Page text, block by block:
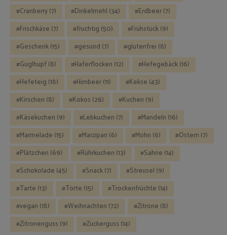
Cranberry(7) Dinkelmehl (34) Erdbeer(7)
Frischkäse (7) fruchtig (50) Frühstück(9)
Geschenk(15) gesund (7) glutenfrei (8)
Guglhupf(8) Haferflocken (12) Hefegebäck(16)
Hefeteig (18) Himbeer(11) Kekse (43)
Kirschen (8) Kokos (26) Kuchen (9)
Käsekuchen (9) Lebkuchen (7) Mandeln (16)
Marmelade (15) Marzipan (6) Mohn (6) Ostern (7)
Plätzchen (69) Rührkuchen (13) Sahne (14)
Schokolade (45) Snack(7) Streusel (9)
Tarte (13) Torte (15) Trockenfrüchte (14)
vegan (18) Weihnachten (72) Zitrone (8)
Zitronenguss (9) Zuckerguss (14)